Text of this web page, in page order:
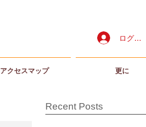
ログイン
アクセスマップ 更に
Recent Posts